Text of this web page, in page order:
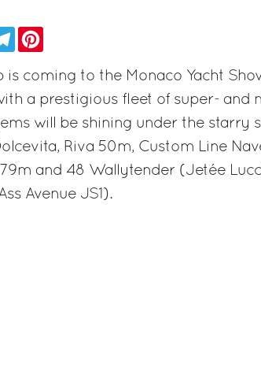
Telegram
is coming to the Monaco Yacht
a prestigious fleet of super- and
will be shining under the starry
Riva 50m, Custom Line
79m and 48 Wallytender (Jetée
Avenue JS1).